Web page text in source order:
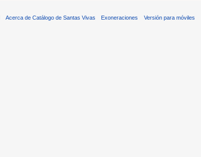
Acerca de Catálogo de Santas Vivas Exoneraciones Versión para móviles